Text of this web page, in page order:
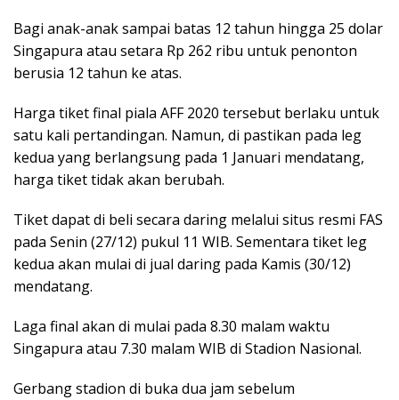
Bagi anak-anak sampai batas 12 tahun hingga 25 dolar
Singapura atau setara Rp 262 ribu untuk penonton
berusia 12 tahun ke atas.
Harga tiket final piala AFF 2020 tersebut berlaku untuk
satu kali pertandingan. Namun, di pastikan pada leg
kedua yang berlangsung pada 1 Januari mendatang,
harga tiket tidak akan berubah.
Tiket dapat di beli secara daring melalui situs resmi FAS
pada Senin (27/12) pukul 11 WIB. Sementara tiket leg
kedua akan mulai di jual daring pada Kamis (30/12)
mendatang.
Laga final akan di mulai pada 8.30 malam waktu
Singapura atau 7.30 malam WIB di Stadion Nasional.
Gerbang stadion di buka dua jam sebelum